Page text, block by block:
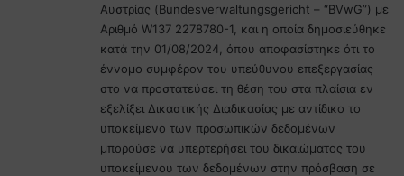
Αυστρίας (Bundesverwaltungsgericht – “BVwG”) με
Αριθμό W137 2278780-1, και η οποία δημοσιεύθηκε
κατά την 01/08/2024, όπου αποφασίστηκε ότι το
έννομο συμφέρον του υπεύθυνου επεξεργασίας
στο να προστατεύσει τη θέση του στα πλαίσια εν
εξελίξει Δικαστικής Διαδικασίας με αντίδικο το
υποκείμενο των προσωπικών δεδομένων
μπορούσε να υπερτερήσει του δικαιώματος του
υποκείμενου των δεδομένων στην πρόσβαση σε